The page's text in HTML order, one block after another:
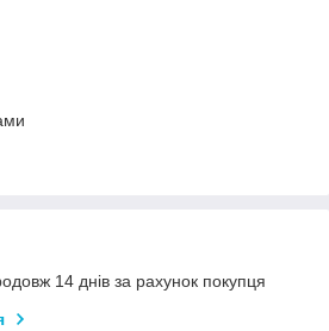
14 днів за рахунок покупця